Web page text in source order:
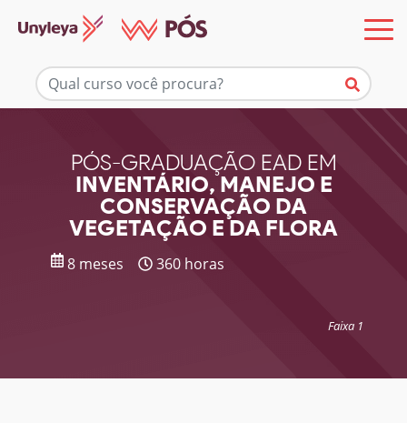
PÓS-GRADUAÇÃO EAD EM
INVENTÁRIO, MANEJO E
CONSERVAÇÃO DA
VEGETAÇÃO E DA FLORA
8 meses 360 horas
Faixa 1
Mais informações